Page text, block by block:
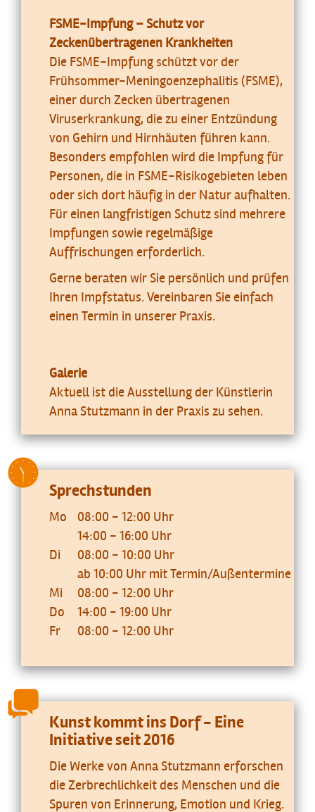
FSME-Impfung – Schutz vor
Zeckenübertragenen Krankheiten
Die FSME-Impfung schützt vor der
Frühsommer-Meningoenzephalitis (FSME),
einer durch Zecken übertragenen
Viruserkrankung, die zu einer Entzündung
von Gehirn und Hirnhäuten führen kann.
Besonders empfohlen wird die Impfung für
Personen, die in FSME-Risikogebieten leben
oder sich dort häufig in der Natur aufhalten.
Für einen langfristigen Schutz sind mehrere
Impfungen sowie regelmäßige
Auffrischungen erforderlich.
Gerne beraten wir Sie persönlich und prüfen
Ihren Impfstatus. Vereinbaren Sie einfach
einen Termin in unserer Praxis.
Galerie
Aktuell ist die Ausstellung der Künstlerin
Anna Stutzmann in der Praxis zu sehen.
Sprechstunden
Mo
08:00 - 12:00 Uhr
14:00 - 16:00 Uhr
Di
08:00 - 10:00 Uhr
ab 10:00 Uhr mit Termin/Außentermine
Mi
08:00 - 12:00 Uhr
Do
14:00 - 19:00 Uhr
Fr
08:00 - 12:00 Uhr
Kunst kommt ins Dorf - Eine
Initiative seit 2016
Die Werke von Anna Stutzmann erforschen
die Zerbrechlichkeit des Menschen und die
Spuren von Erinnerung, Emotion und Krieg.